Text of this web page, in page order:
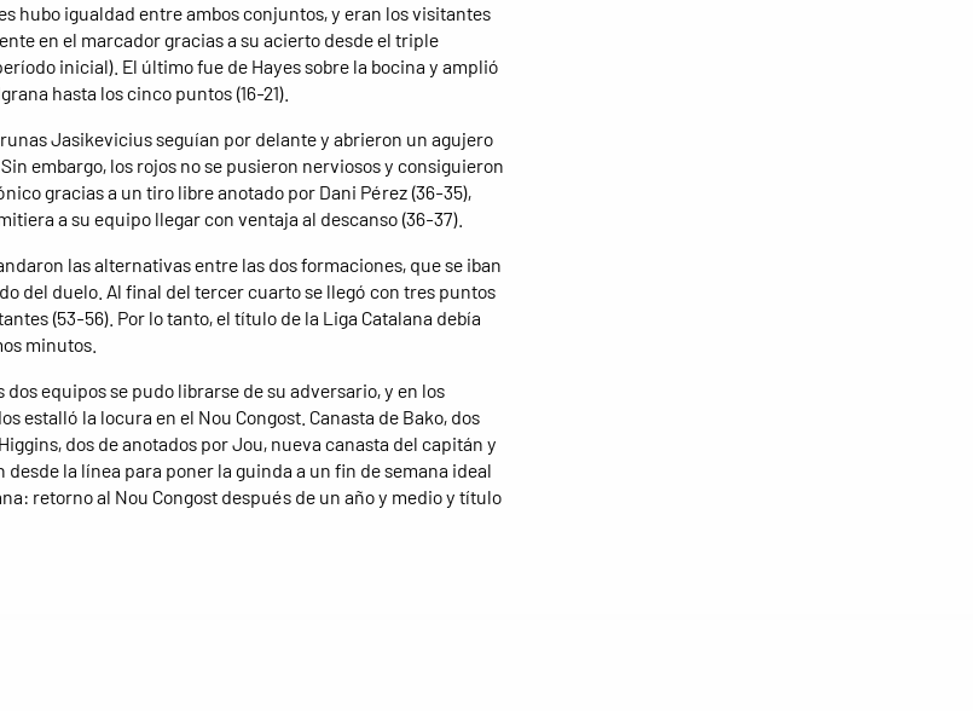
hubo igualdad entre ambos conjuntos, y eran los visitantes
en el marcador gracias a su acierto desde el triple
inicial). El último fue de Hayes sobre la bocina y amplió
hasta los cinco puntos (16-21).
Jasikevicius seguían por delante y abrieron un agujero
embargo, los rojos no se pusieron nerviosos y consiguieron
gracias a un tiro libre anotado por Dani Pérez (36-35),
a su equipo llegar con ventaja al descanso (36-37).
las alternativas entre las dos formaciones, que se iban
del duelo. Al final del tercer cuarto se llegó con tres puntos
(53-56). Por lo tanto, el título de la Liga Catalana debía
minutos.
dos equipos se pudo librarse de su adversario, y en los
estalló la locura en el Nou Congost. Canasta de Bako, dos
dos de anotados por Jou, nueva canasta del capitán y
desde la línea para poner la guinda a un fin de semana ideal
retorno al Nou Congost después de un año y medio y título